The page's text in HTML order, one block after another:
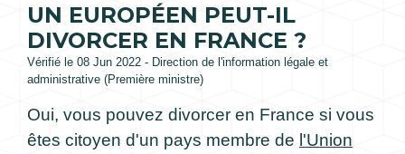
UN EUROPÉEN PEUT-IL
DIVORCER EN FRANCE ?
Vérifié le 08 Jun 2022 - Direction de l'information légale et
administrative (Première ministre)
Oui, vous pouvez divorcer en France si vous
êtes citoyen d'un pays membre de l'Union